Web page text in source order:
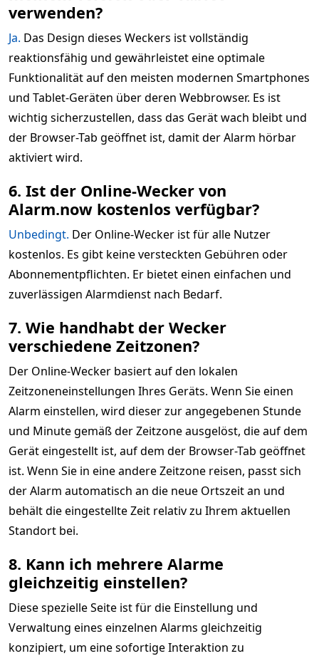
verwenden?
Ja. Das Design dieses Weckers ist vollständig
reaktionsfähig und gewährleistet eine optimale
Funktionalität auf den meisten modernen Smartphones
und Tablet-Geräten über deren Webbrowser. Es ist
wichtig sicherzustellen, dass das Gerät wach bleibt und
der Browser-Tab geöffnet ist, damit der Alarm hörbar
aktiviert wird.
6. Ist der Online-Wecker von
Alarm.now kostenlos verfügbar?
Unbedingt. Der Online-Wecker ist für alle Nutzer
kostenlos. Es gibt keine versteckten Gebühren oder
Abonnementpflichten. Er bietet einen einfachen und
zuverlässigen Alarmdienst nach Bedarf.
7. Wie handhabt der Wecker
verschiedene Zeitzonen?
Der Online-Wecker basiert auf den lokalen
Zeitzoneneinstellungen Ihres Geräts. Wenn Sie einen
Alarm einstellen, wird dieser zur angegebenen Stunde
und Minute gemäß der Zeitzone ausgelöst, die auf dem
Gerät eingestellt ist, auf dem der Browser-Tab geöffnet
ist. Wenn Sie in eine andere Zeitzone reisen, passt sich
der Alarm automatisch an die neue Ortszeit an und
behält die eingestellte Zeit relativ zu Ihrem aktuellen
Standort bei.
8. Kann ich mehrere Alarme
gleichzeitig einstellen?
Diese spezielle Seite ist für die Einstellung und
Verwaltung eines einzelnen Alarms gleichzeitig
konzipiert, um eine sofortige Interaktion zu